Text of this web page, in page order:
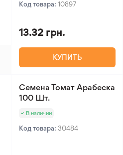
Код товара: 10897
13.32 грн.
КУПИТЬ
Семена Томат Арабеска
100 Шт.
В наличии
Код товара: 30484